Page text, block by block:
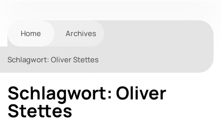
Home Archives
Schlagwort: Oliver Stettes
Schlagwort: Oliver
Stettes